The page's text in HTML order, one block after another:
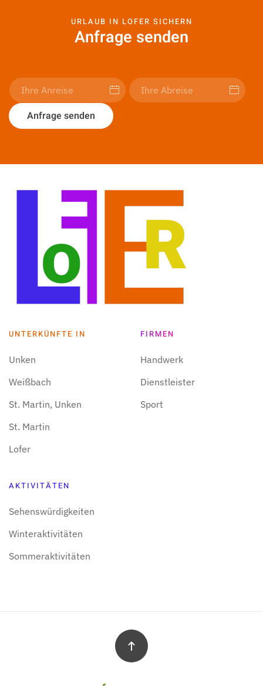
URLAUB IN LOFER SICHERN
Anfrage senden
Anfrage senden
UNTERKÜNFTE IN
Unken
Weißbach
St. Martin, Unken
St. Martin
Lofer
FIRMEN
Handwerk
Dienstleister
Sport
AKTIVITÄTEN
Sehens­würdigkeiten
Winter­aktivitäten
Sommer­aktivitäten